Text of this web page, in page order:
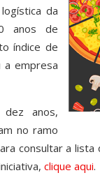
da
anos de
índice de
a empresa
anos,
no ramo
consultar a lista
clique aqui.